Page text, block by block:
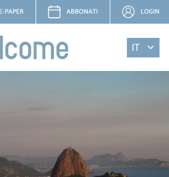
E-PAPER ABBONATI LOGIN
IT